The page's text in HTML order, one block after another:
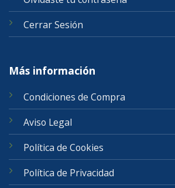
Cerrar Sesión
Más información
Condiciones de Compra
Aviso Legal
Política de Cookies
Política de Privacidad